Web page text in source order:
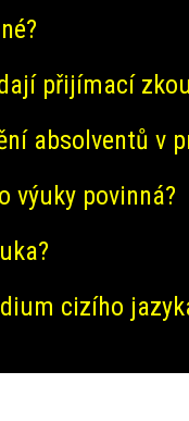
přijímací
absolventů v
výuky povinná?
cizího